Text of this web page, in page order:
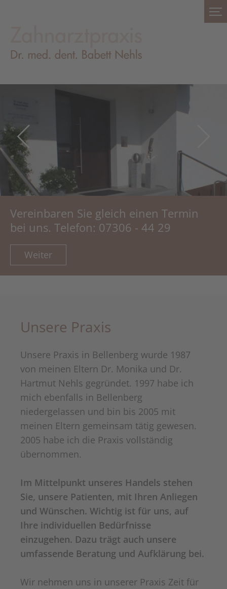
Vereinbaren Sie gleich einen Termin
bei uns. Telefon: 07306 - 44 29
Weiter
Unsere Praxis
Unsere Praxis in Bellenberg wurde 1987
von meinen Eltern Dr. Monika und Dr.
Hartmut Nehls gegründet. 1997 habe ich
mich ebenfalls in Bellenberg
niedergelassen und bin bis 2005 mit
meinen Eltern gemeinsam tätig gewesen.
2005 habe ich die Praxis vollständig
übernommen.
Im Mittelpunkt unseres Handels stehen
Sie, unsere Patienten, mit Ihren Anliegen
und Wünschen. Wichtig ist für uns, auf
Ihre individuellen Bedürfnisse
einzugehen. Dazu trägt auch unsere
umfassende Beratung und Aufklärung bei.
Wir nehmen uns in unserer Praxis Zeit für